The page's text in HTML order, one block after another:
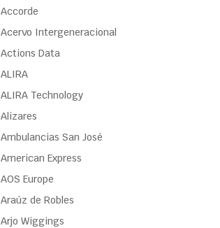
Accorde
Acervo Intergeneracional
Actions Data
ALIRA
ALIRA Technology
Alizares
Ambulancias San José
American Express
AOS Europe
Araúz de Robles
Arjo Wiggings